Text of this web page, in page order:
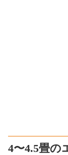
4〜4.5畳の